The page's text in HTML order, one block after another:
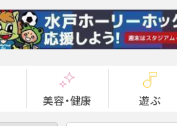
美容・健康 遊ぶ